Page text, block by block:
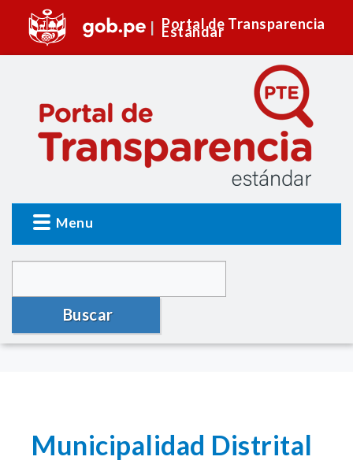
Portal de Transparencia
Estándar
Menu
Buscar
Municipalidad Distrital